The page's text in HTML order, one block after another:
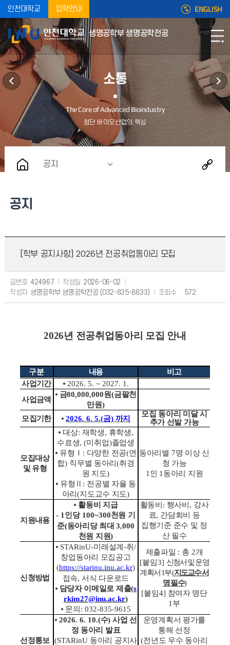
인천대학교 입학안내 ENGLISH
생명공학부 생명공학전공
소통
공지
공지
[학부 공지사항] 2026년 전공취업동아리 모집
글번호 424967 작성일 2026-06-02
작성자 생명공학부 생명공학전공 (032-835-8833) 조회수 572
2026년 전공취업동아리 모집 안내
구분 내용
비고
사업기간
⦁ 2026. 5. ~ 2027. 1.
사업금액
⦁ 금80,000,000원(금팔천
만원)
모집기한
⦁ 2026. 6. 5.(금) 까지
모집 동아리 미달 시
추가 선발 가능
모집대상
및 유형
⦁대상: 재학생, 휴학생,
수료생, (미취업)졸업생
⦁ 유형 Ｉ : 다양한 전공(연
합) 직무별 동아리(취경
원 지도)
⦁ 유형 Ⅱ : 전공별 자율 동
아리(지도교수 지도)
동아리별 7명 이상 신
청 가능
1 인 1 동아리 지원
지원내용
⦁ 활동비 지급
- 1 인당 100~300천원 기
준(동아리당 최대3,000
천원 지원)
활동비 : 행사비 , 강사
료, 간담회비 등
집행기준 준수 및 정
산 필수
신청방법
⦁ STARinU-미래설계 -취 /
창업동아리 모집공고
(https://starinu.inu.ac.kr)
접속,서식 다운로드
⦁ 담당자 이메일로 제출(s
rkim27@inu.ac.kr)
⦁ 문의 : 032-835-9615
제출파일 : 총 2개
[붙임3] 신청서 및 운영
계획서 1부(지도교수 서
명 필수)
[붙임4] 참여자 명단
1 부
선정통보
⦁ 2026. 6. 10.(수)사업 선
정 동아리 발표
(STARinU 동아리 공지사
운영계획서 평가를
통해 선정
(전년도 우수 동아리